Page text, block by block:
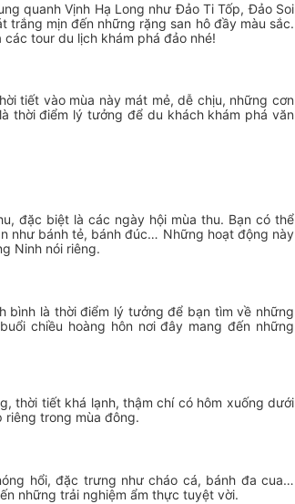
quanh Vịnh Hạ Long như Đảo Ti Tốp, Đảo Soi
mịn đến những rặng san hô đầy màu sắc.
tour du lịch khám phá đảo nhé!
tiết vào mùa này mát mẻ, dễ chịu, những cơn
thời điểm lý tưởng để du khách khám phá văn
đặc biệt là các ngày hội mùa thu. Bạn có thể
như bánh tẻ, bánh đúc… Những hoạt động này
Ninh nói riêng.
bình là thời điểm lý tưởng để bạn tìm về những
chiều hoàng hôn nơi đây mang đến những
thời tiết khá lạnh, thậm chí có hôm xuống dưới
riêng trong mùa đông.
hổi, đặc trưng như cháo cá, bánh đa cua…
những trải nghiệm ẩm thực tuyệt vời.